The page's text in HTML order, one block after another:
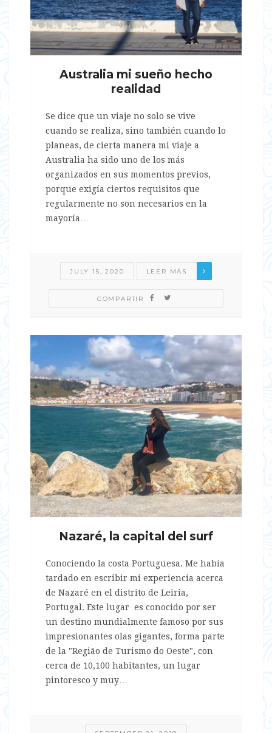
Australia mi sueño hecho
realidad
Se dice que un viaje no solo se vive
cuando se realiza, sino también cuando lo
planeas, de cierta manera mi viaje a
Australia ha sido uno de los más
organizados en sus momentos previos,
porque exigía ciertos requisitos que
regularmente no son necesarios en la
mayoría…
JULY 15, 2020 LEER MÁS
COMPARTIR
Nazaré, la capital del surf
Conociendo la costa Portuguesa. Me había
tardado en escribir mi experiencia acerca
de Nazaré en el distrito de Leiria,
Portugal. Este lugar es conocido por ser
un destino mundialmente famoso por sus
impresionantes olas gigantes, forma parte
de la "Região de Turismo do Oeste", con
cerca de 10,100 habitantes, un lugar
pintoresco y muy…